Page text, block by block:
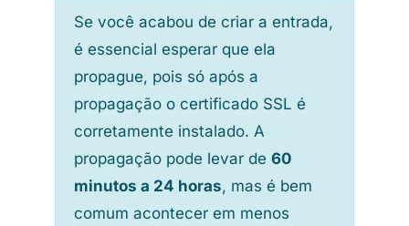
Se você acabou de criar a entrada,
é essencial esperar que ela
propague, pois só após a
propagação o certificado SSL é
corretamente instalado. A
propagação pode levar de 60
minutos a 24 horas, mas é bem
comum acontecer em menos